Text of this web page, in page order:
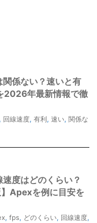
関係ない？速いと有
2026年最新情報で徹
, 回線速度, 有利, 速い, 関係な
度はどのくらい？
Apexを例に目安を
, fps, どのくらい, 回線速度,